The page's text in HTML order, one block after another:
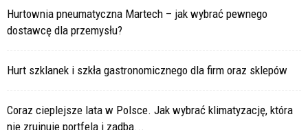
Hurtownia pneumatyczna Martech – jak wybrać pewnego
dostawcę dla przemysłu?
Hurt szklanek i szkła gastronomicznego dla firm oraz sklepów
Coraz cieplejsze lata w Polsce. Jak wybrać klimatyzację, która
nie zrujnuje portfela i zadba...